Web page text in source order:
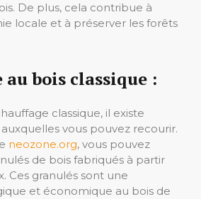
De plus, cela contribue à
locale et à préserver les forêts
bois classique :
classique, il existe
auxquelles vous pouvez recourir.
neozone.org, vous pouvez
de bois fabriqués à partir
Ces granulés sont une
et économique au bois de